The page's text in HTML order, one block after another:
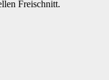
Freischnitt.